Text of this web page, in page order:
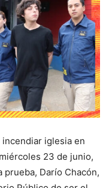
incendiar iglesia en
23 de junio,
Darío Chacón,